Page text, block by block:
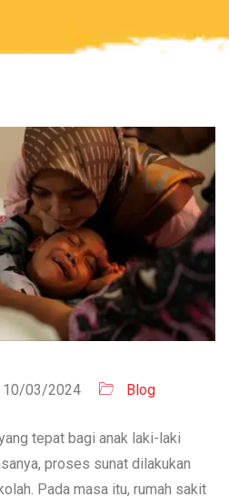
10/03/2024 Blog
tepat bagi anak laki-laki
proses sunat dilakukan
Pada masa itu, rumah sakit